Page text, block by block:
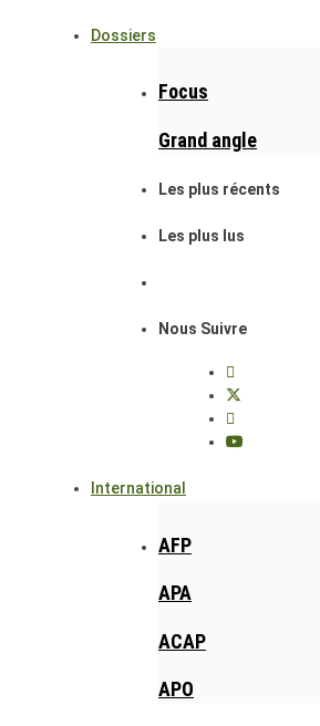
Dossiers
Focus
Grand angle
Les plus récents
Les plus lus
Nous Suivre
International
AFP
APA
ACAP
APO